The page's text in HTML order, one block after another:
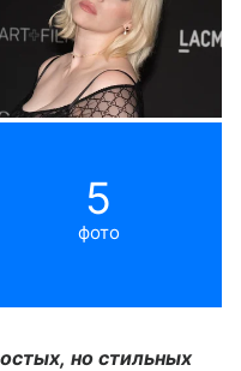
5
фото
но стильных